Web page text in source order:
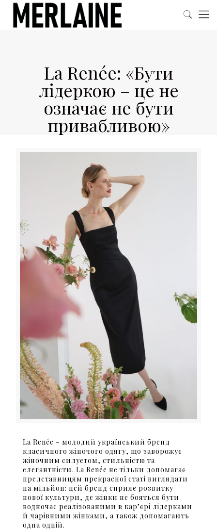
La Renée: «Бути
лідеркою – це не
означає не бути
привабливою»
La Renée – молодий український бренд
класичного жіночого одягу, що заворожує
жіночним силуетом, стильністю та
елегантністю. La Renée не тільки допомагає
представницям прекрасної статі виглядати
на мільйон: цей бренд сприяє розвитку
нової культури, де жінки не бояться бути
водночас реалізованими в кар’єрі лідерками
й чарівними жінками, а також допомагають
одна одній.